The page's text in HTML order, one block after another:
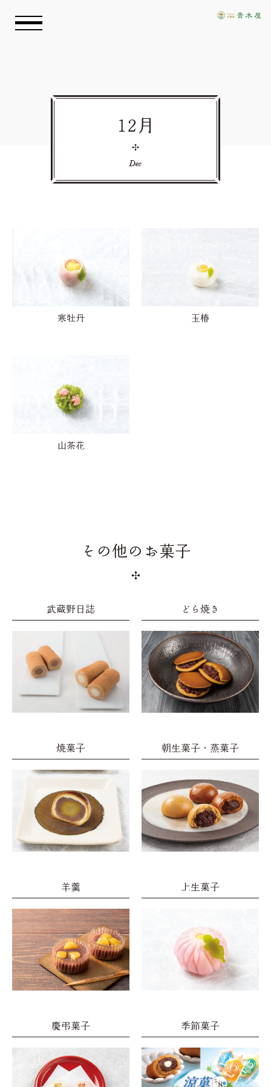
店舗情報
12月
Dec
寒牡丹 玉椿
山茶花
その他のお菓子
武蔵野日誌 どら焼き
焼菓子 朝生菓子・蒸菓子
羊羹 上生菓子
慶弔菓子 季節菓子